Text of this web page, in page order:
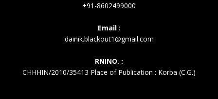
+91-8602499000
Email :
dainik.blackout1@gmail.com
RNINO. :
CHHHIN/2010/35413 Place of Publication : Korba (C.G.)